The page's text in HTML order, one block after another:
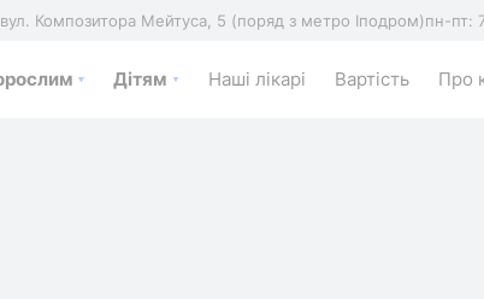
вул. Композитора Мейтуса, 5 (поряд з метро Іподром)пн-пт:
Дітям Наші лікарі Вартість Про